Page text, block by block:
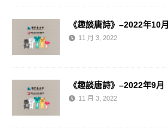
《趣談唐詩》–2022年10月
11 月 3, 2022
《趣談唐詩》–2022年9月
11 月 3, 2022